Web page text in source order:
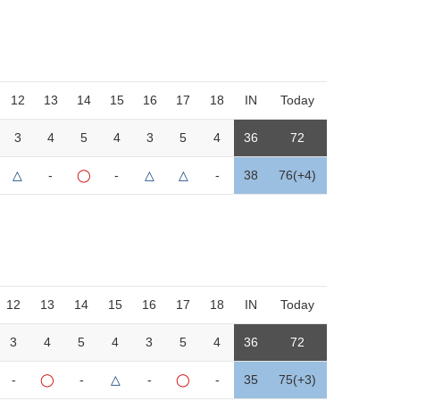
12 13 14 15 16 17 18 IN Today
3 4 5 4 3 5 4 36 72
△ - ◯ - △ △ - 38 76(+4)
12 13 14 15 16 17 18 IN Today
3 4 5 4 3 5 4 36 72
- ◯ - △ - ◯ - 35 75(+3)